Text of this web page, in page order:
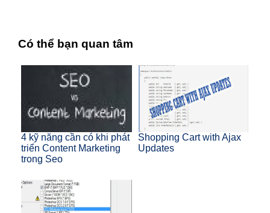
Có thể bạn quan tâm
4 kỹ năng cần có khi phát
triển Content Marketing
trong Seo
Shopping Cart with Ajax
Updates